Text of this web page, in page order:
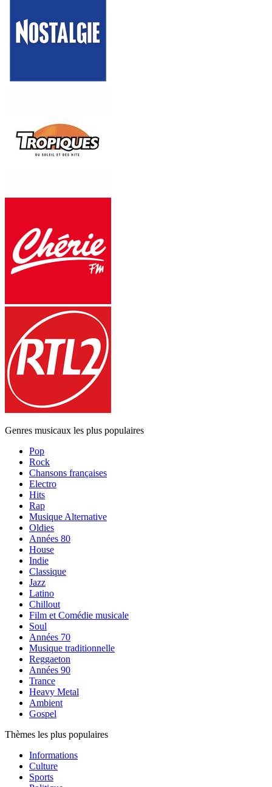
Genres musicaux les plus populaires
Pop
Rock
Chansons françaises
Electro
Hits
Rap
Musique Alternative
Oldies
Années 80
House
Indie
Classique
Jazz
Latino
Chillout
Film et Comédie musicale
Soul
Années 70
Musique traditionnelle
Reggaeton
Années 90
Trance
Heavy Metal
Ambient
Gospel
Thèmes les plus populaires
Informations
Culture
Sports